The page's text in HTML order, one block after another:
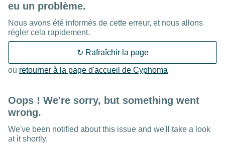
eu un problème.
Nous avons été informés de cette erreur, et nous allons
régler cela rapidement.
↻ Rafraîchir la page
ou retourner à la page d'accueil de Cyphoma
Oops ! We're sorry, but something went
wrong.
We've been notified about this issue and we'll take a look
at it shortly.